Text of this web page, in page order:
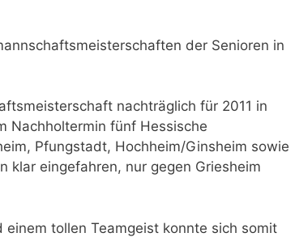
der Senioren in
nachträglich für 2011 in
Nachholtermin fünf Hessische
Pfungstadt, Hochheim/Ginsheim sowie
klar eingefahren, nur gegen Griesheim
tollen Teamgeist konnte sich somit